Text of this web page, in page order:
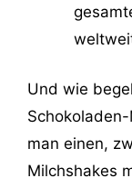
Und wie
man einen,
Milchshakes